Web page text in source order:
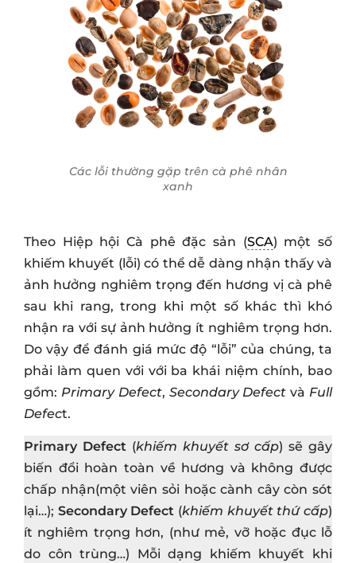
Các lỗi thường gặp trên cà phê nhân
xanh
Theo Hiệp hội Cà phê đặc sản (SCA) một số
khiếm khuyết (lỗi) có thể dễ dàng nhận thấy và
ảnh hưởng nghiêm trọng đến hương vị cà phê
sau khi rang, trong khi một số khác thì khó
nhận ra với sự ảnh hưởng ít nghiêm trọng hơn.
Do vậy để đánh giá mức độ “lỗi” của chúng, ta
phải làm quen với với ba khái niệm chính, bao
gồm: Primary Defect, Secondary Defect và Full
Defect.
Primary Defect (khiếm khuyết sơ cấp) sẽ gây
biến đổi hoàn toàn về hương và không được
chấp nhận(một viên sỏi hoặc cành cây còn sót
lại…); Secondary Defect (khiếm khuyết thứ cấp)
ít nghiêm trọng hơn, (như mẻ, vỡ hoặc đục lỗ
do côn trùng…) Mỗi dạng khiếm khuyết khi